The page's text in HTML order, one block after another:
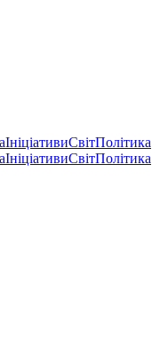
ІніціативиСвітПолітика
ІніціативиСвітПолітика